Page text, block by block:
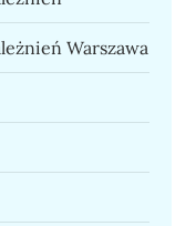
Warszawa